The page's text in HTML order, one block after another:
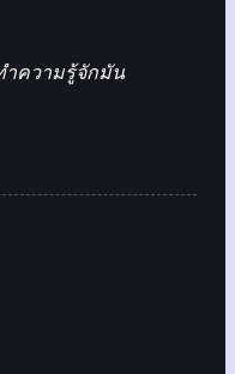
ำความรู้จักมัน